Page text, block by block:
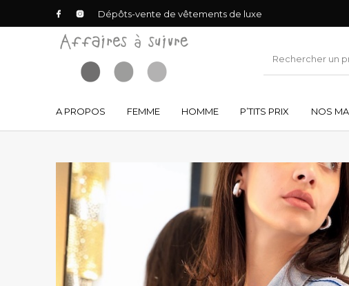
Dépôts-vente de vêtements de luxe
A PROPOS FEMME HOMME P’TITS PRIX NOS